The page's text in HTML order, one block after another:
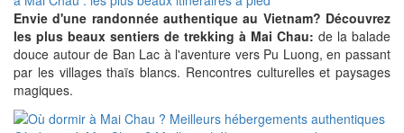
Envie d'une randonnée authentique au Vietnam? Découvrez
les plus beaux sentiers de trekking à Mai Chau: de la balade
douce autour de Ban Lac à l'aventure vers Pu Luong, en passant
par les villages thaïs blancs. Rencontres culturelles et paysages
magiques.